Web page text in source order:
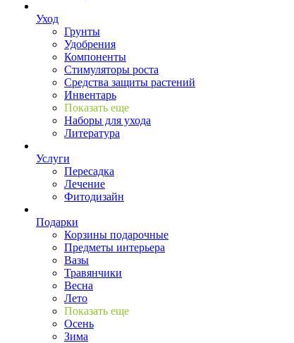
Уход
Грунты
Удобрения
Компоненты
Стимуляторы роста
Средства защиты растений
Инвентарь
Показать еще
Наборы для ухода
Литература
Услуги
Пересадка
Лечение
Фитодизайн
Подарки
Корзины подарочные
Предметы интерьера
Вазы
Травянчики
Весна
Лето
Показать еще
Осень
Зима